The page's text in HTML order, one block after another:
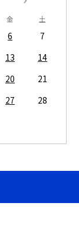
金 土
6
7
13
14
20
21
27
28